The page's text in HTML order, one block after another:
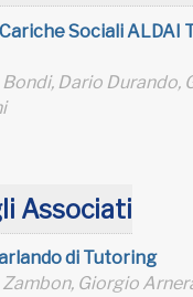
Sociali ALDAI
Dario Durando,
Associati
di Tutoring
Giorgio